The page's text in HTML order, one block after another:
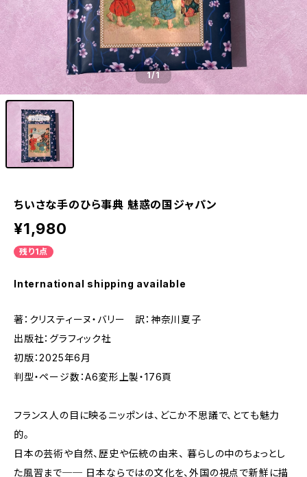
1/1
ちいさな手のひら事典 魅惑の国ジャパン
¥1,980
残り1点
International shipping available
著：クリスティーヌ・バリー 訳：神奈川夏子
出版社：グラフィック社
初版：2025年6月
判型・ページ数：A6変形上製・176頁
フランス人の目に映るニッポンは、どこか不思議で、とても魅力
的。
日本の芸術や自然、歴史や伝統の由来、 暮らしの中のちょっとし
た風習まで── 日本ならではの文化を、外国の視点で新鮮に描